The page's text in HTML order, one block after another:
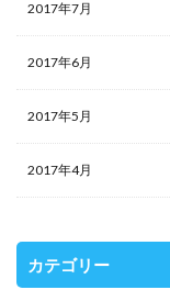
2017年7月
2017年6月
2017年5月
2017年4月
カテゴリー